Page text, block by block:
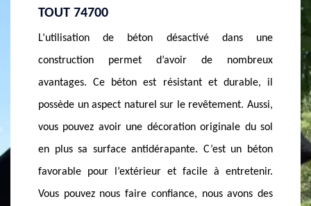
dans une
de nombreux
et durable, il
Aussi,
originale du sol
C’est un béton
à entretenir.
nous avons des
SALLANCHES
Chez notre entreprise de béton lavé, nous
vous conseiller quel que soit le type de vos
Sachez que le béton lavé est tout à fait adapté
couvrir des surfaces de passage comme les
de jardins, les terrasses ou les sorties de
Cela perme d’avoir un matériau résistant
naturel. N’hésitez pas à nous exposer la moindre
vos exigences, quelle que soit l’ampleur des